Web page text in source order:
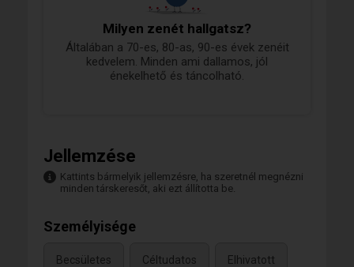
Milyen zenét hallgatsz?
Általában a 70-es, 80-as, 90-es évek zenéit
kedvelem. Minden ami dallamos, jól
énekelhető és táncolható.
Jellemzése
Kattints bármelyik jellemzésre, ha szeretnél megnézni
minden társkeresőt, aki ezt állította be.
Személyisége
Becsületes Céltudatos Elhivatott